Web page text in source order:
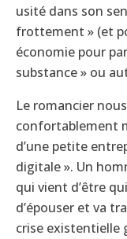
usité dans son
frottement » (et
économie pour
substance » ou
Le romancier
confortablement
d’une petite
digitale ». Un
qui vient d’être
d’épouser et va
crise existentielle